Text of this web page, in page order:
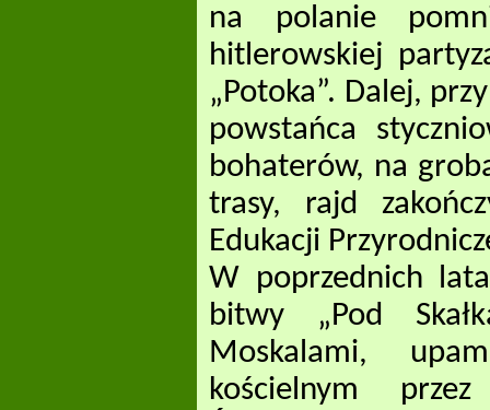
na polanie
hitlerowskiej
„Potoka”. Dalej,
powstańca
bohaterów, na
trasy, rajd
Edukacji
W poprzednich
bitwy „Pod
Moskalami,
kościelnym